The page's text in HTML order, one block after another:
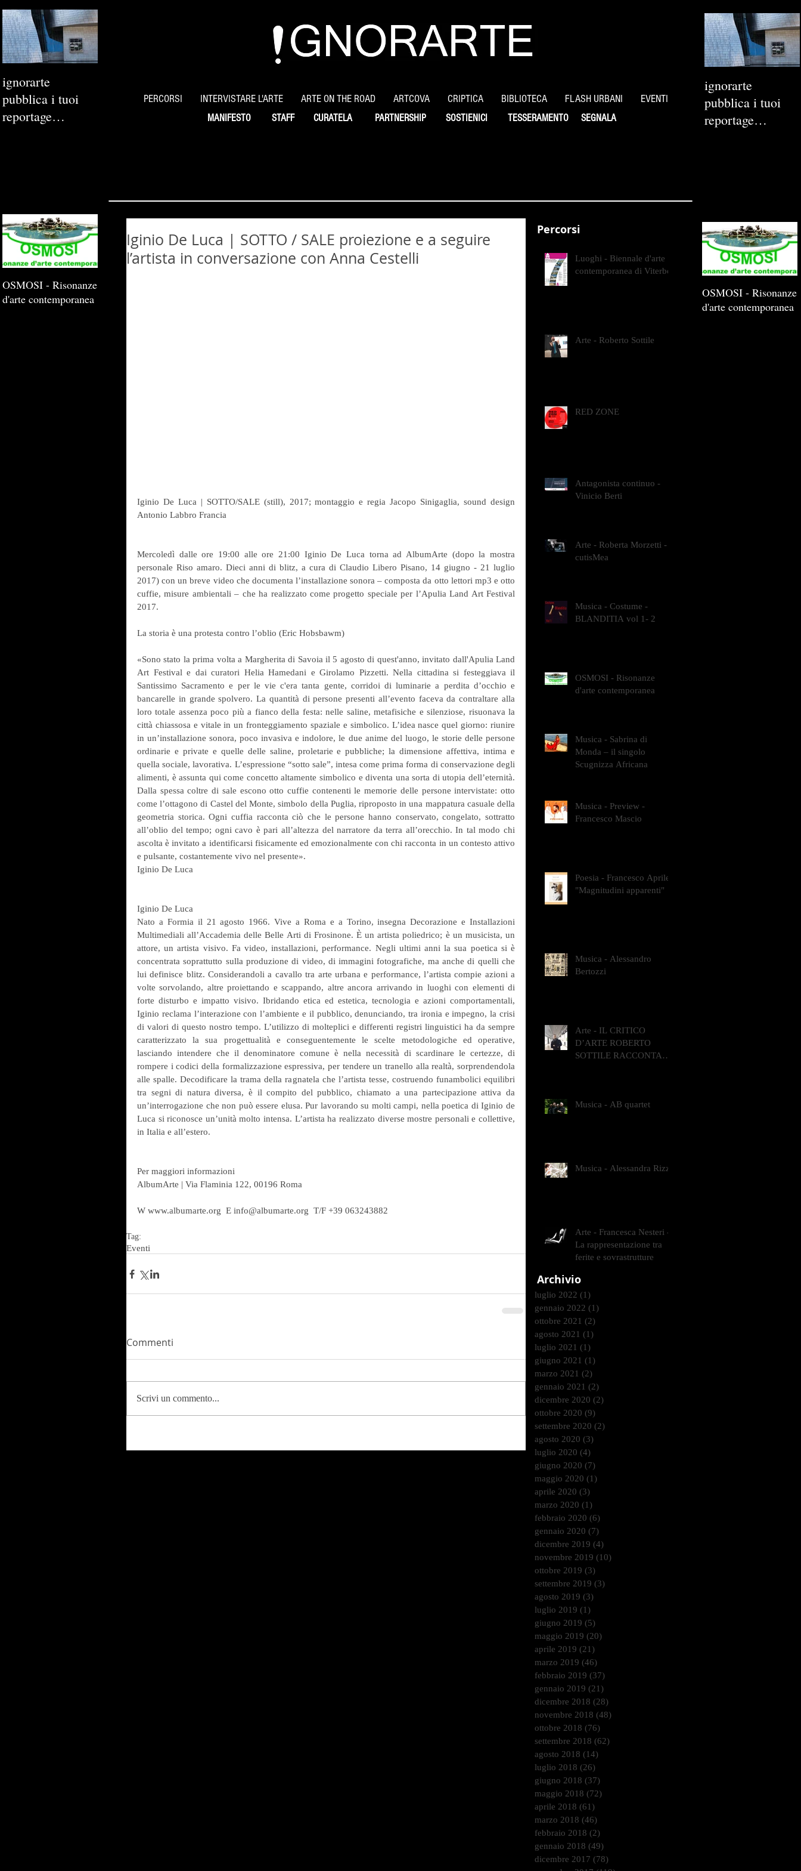
ignorarte
pubblica i tuoi
reportage
PERCORSI INTERVISTARE L'ARTE ARTE ON THE ROAD ARTCOVA CRIPTICA BIBLIOTECA FLASH URBANI EVENTI
MANIFESTO STAFF CURATELA PARTNERSHIP SOSTIENICI SEGNALA
TESSERAMENTO
ignorarte
pubblica i tuoi
reportage
Iginio De Luca | SOTTO / SALE proiezione e a seguire
l’artista in conversazione con Anna Cestelli
Iginio De Luca | SOTTO/SALE (still), 2017; montaggio e regia Jacopo Sinigaglia, sound design
Antonio Labbro Francia
Mercoledì dalle ore 19:00 alle ore 21:00 Iginio De Luca torna ad AlbumArte (dopo la mostra
personale Riso amaro. Dieci anni di blitz, a cura di Claudio Libero Pisano, 14 giugno - 21 luglio
2017) con un breve video che documenta l’installazione sonora – composta da otto lettori mp3 e otto
cuffie, misure ambientali – che ha realizzato come progetto speciale per l’Apulia Land Art Festival
2017.
La storia è una protesta contro l’oblio (Eric Hobsbawm)
«Sono stato la prima volta a Margherita di Savoia il 5 agosto di quest'anno, invitato dall'Apulia Land
Art Festival e dai curatori Helia Hamedani e Girolamo Pizzetti. Nella cittadina si festeggiava il
Santissimo Sacramento e per le vie c'era tanta gente, corridoi di luminarie a perdita d’occhio e
bancarelle in grande spolvero. La quantità di persone presenti all’evento faceva da contraltare alla
loro totale assenza poco più a fianco della festa: nelle saline, metafisiche e silenziose, risuonava la
città chiassosa e vitale in un fronteggiamento spaziale e simbolico. L’idea nasce quel giorno: riunire
in un’installazione sonora, poco invasiva e indolore, le due anime del luogo, le storie delle persone
ordinarie e private e quelle delle saline, proletarie e pubbliche; la dimensione affettiva, intima e
quella sociale, lavorativa. L’espressione “sotto sale”, intesa come prima forma di conservazione degli
alimenti, è assunta qui come concetto altamente simbolico e diventa una sorta di utopia dell’eternità.
Dalla spessa coltre di sale escono otto cuffie contenenti le memorie delle persone intervistate: otto
come l’ottagono di Castel del Monte, simbolo della Puglia, riproposto in una mappatura casuale della
geometria storica. Ogni cuffia racconta ciò che le persone hanno conservato, congelato, sottratto
all’oblio del tempo; ogni cavo è pari all’altezza del narratore da terra all’orecchio. In tal modo chi
ascolta è invitato a identificarsi fisicamente ed emozionalmente con chi racconta in un contesto attivo
e pulsante, costantemente vivo nel presente».
Iginio De Luca
Iginio De Luca
Nato a Formia il 21 agosto 1966. Vive a Roma e a Torino, insegna Decorazione e Installazioni
Multimediali all’Accademia delle Belle Arti di Frosinone. È un artista poliedrico; è un musicista, un
attore, un artista visivo. Fa video, installazioni, performance. Negli ultimi anni la sua poetica si è
concentrata soprattutto sulla produzione di video, di immagini fotografiche, ma anche di quelli che
lui definisce blitz. Considerandoli a cavallo tra arte urbana e performance, l’artista compie azioni a
volte sorvolando, altre proiettando e scappando, altre ancora arrivando in luoghi con elementi di
forte disturbo e impatto visivo. Ibridando etica ed estetica, tecnologia e azioni comportamentali,
Iginio reclama l’interazione con l’ambiente e il pubblico, denunciando, tra ironia e impegno, la crisi
di valori di questo nostro tempo. L’utilizzo di molteplici e differenti registri linguistici ha da sempre
caratterizzato la sua progettualità e conseguentemente le scelte metodologiche ed operative,
lasciando intendere che il denominatore comune è nella necessità di scardinare le certezze, di
rompere i codici della formalizzazione espressiva, per tendere un tranello alla realtà, sorprendendola
alle spalle. Decodificare la trama della ragnatela che l’artista tesse, costruendo funambolici equilibri
tra segni di natura diversa, è il compito del pubblico, chiamato a una partecipazione attiva da
un’interrogazione che non può essere elusa. Pur lavorando su molti campi, nella poetica di Iginio de
Luca si riconosce un’unità molto intensa. L’artista ha realizzato diverse mostre personali e collettive,
in Italia e all’estero.
Per maggiori informazioni
AlbumArte | Via Flaminia 122, 00196 Roma
W www.albumarte.org  E info@albumarte.org  T/F +39 063243882
Tag:
Eventi
Commenti
Scrivi un commento...
Percorsi
Luoghi - Biennale d'arte
contemporanea di Viterbo
Arte - Roberto Sottile
RED ZONE
Antagonista continuo -
Vinicio Berti
Arte - Roberta Morzetti -
cutisMea
Musica - Costume -
BLANDITIA vol 1- 2
OSMOSI - Risonanze
d'arte contemporanea
Musica - Sabrina di
Monda – il singolo
Scugnizza Africana
Musica - Preview -
Francesco Mascio
Poesia - Francesco Aprile -
"Magnitudini apparenti"
Musica - Alessandro
Bertozzi
Arte - IL CRITICO
D’ARTE ROBERTO
SOTTILE RACCONTA
Musica - AB quartet
Musica - Alessandra Rizzo
Arte - Francesca Nesteri -
La rappresentazione tra
ferite e sovrastrutture
Archivio
luglio 2022 (1)
gennaio 2022 (1)
ottobre 2021 (2)
agosto 2021 (1)
luglio 2021 (1)
giugno 2021 (1)
marzo 2021 (2)
gennaio 2021 (2)
dicembre 2020 (2)
ottobre 2020 (9)
settembre 2020 (2)
agosto 2020 (3)
luglio 2020 (4)
giugno 2020 (7)
maggio 2020 (1)
aprile 2020 (3)
marzo 2020 (1)
febbraio 2020 (6)
gennaio 2020 (7)
dicembre 2019 (4)
novembre 2019 (10)
ottobre 2019 (3)
settembre 2019 (3)
agosto 2019 (3)
luglio 2019 (1)
giugno 2019 (5)
maggio 2019 (20)
aprile 2019 (21)
marzo 2019 (46)
febbraio 2019 (37)
gennaio 2019 (21)
dicembre 2018 (28)
novembre 2018 (48)
ottobre 2018 (76)
settembre 2018 (62)
agosto 2018 (14)
luglio 2018 (26)
giugno 2018 (37)
maggio 2018 (72)
aprile 2018 (61)
marzo 2018 (46)
febbraio 2018 (2)
gennaio 2018 (49)
dicembre 2017 (78)
OSMOSI - Risonanze
d'arte contemporanea
OSMOSI - Risonanze
d'arte contemporanea